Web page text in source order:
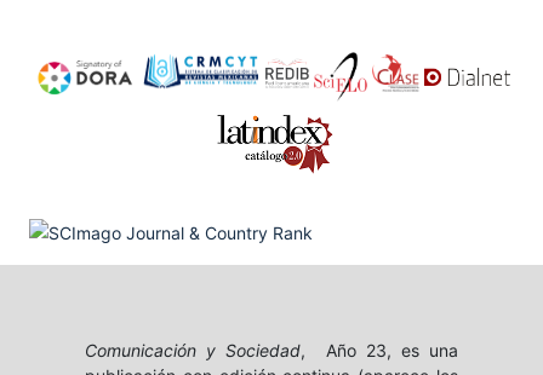
Comunicación y Sociedad, Año 23, es una